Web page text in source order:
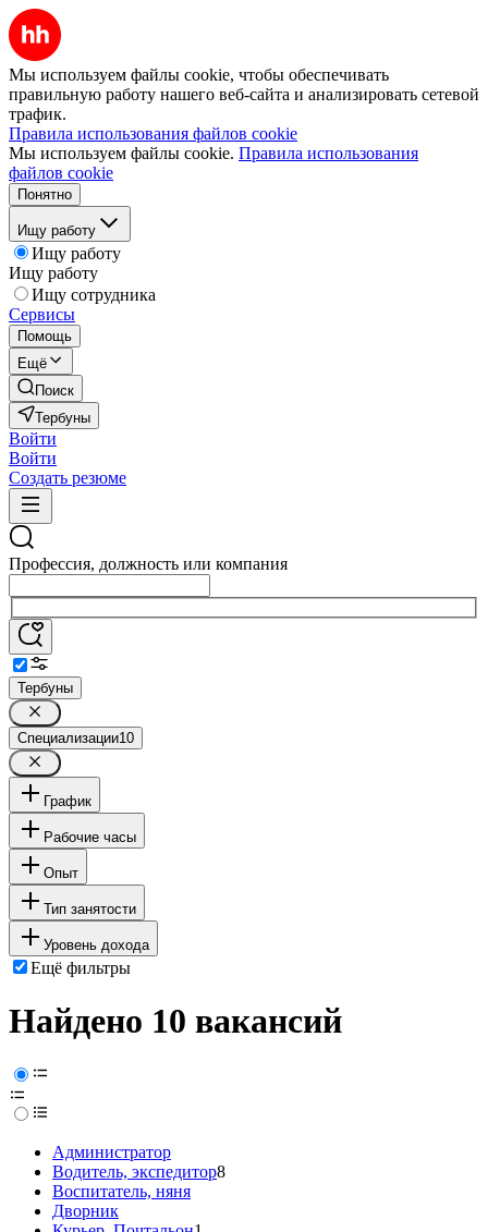
Мы используем файлы cookie, чтобы обеспечивать
правильную работу нашего веб-сайта и анализировать сетевой
трафик.
Правила использования файлов cookie
Мы используем файлы cookie. Правила использования
файлов cookie
Понятно
Ищу работу
Ищу работу
Ищу работу
Ищу сотрудника
Сервисы
Помощь
Ещё
Поиск
Тербуны
Войти
Войти
Создать резюме
Профессия, должность или компания
Тербуны
Специализации10
График
Рабочие часы
Опыт
Тип занятости
Уровень дохода
Ещё фильтры
Найдено 10 вакансий
Администратор
Водитель, экспедитор8
Воспитатель, няня
Дворник